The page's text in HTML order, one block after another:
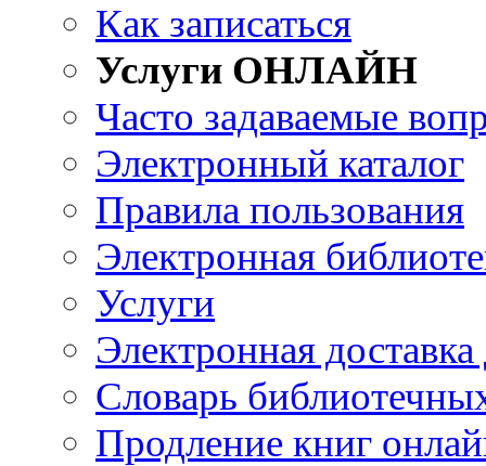
Как записаться
Услуги ОНЛАЙН
Часто задаваемые
Электронный каталог
Правила пользования
Электронная
Услуги
Электронная
Словарь
Продление книг